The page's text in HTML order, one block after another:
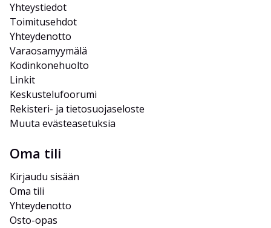
Yhteystiedot
Toimitusehdot
Yhteydenotto
Varaosamyymälä
Kodinkonehuolto
Linkit
Keskustelufoorumi
Rekisteri- ja tietosuojaseloste
Muuta evästeasetuksia
Oma tili
Kirjaudu sisään
Oma tili
Yhteydenotto
Osto-opas